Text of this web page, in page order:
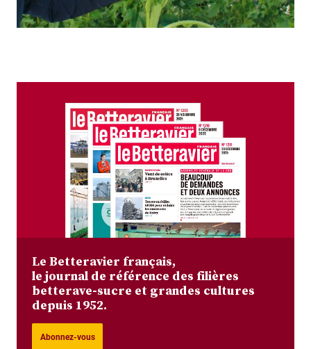
Plus
Le Betteravier français,
le journal de référence des filières
betterave-sucre et grandes cultures
depuis 1952.
Abonnez-vous